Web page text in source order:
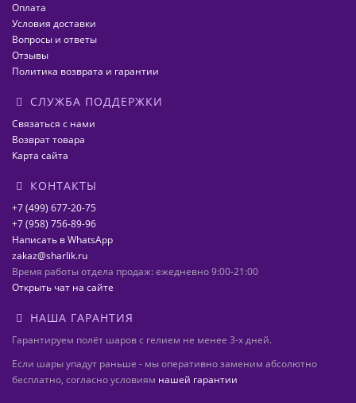
Оплата
Условия доставки
Вопросы и ответы
Отзывы
Политика возврата и гарантии
СЛУЖБА ПОДДЕРЖКИ
Связаться с нами
Возврат товара
Карта сайта
КОНТАКТЫ
+7 (499) 677-20-75
+7 (958) 756-89-96
Написать в WhatsApp
zakaz@sharlik.ru
Время работы отдела продаж: ежедневно 9:00-21:00
Открыть чат на сайте
НАША ГАРАНТИЯ
Гарантируем полёт шаров с гелием не менее 3-х дней.
Если шары упадут раньше - мы оперативно заменим абсолютно
бесплатно, согласно условиям нашей гарантии